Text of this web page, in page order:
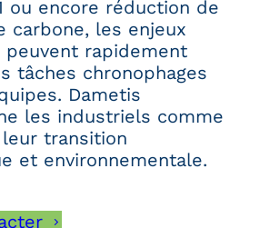
ou encore réduction de
carbone, les enjeux
rapidement
tâches chronophages
Dametis
les industriels comme
transition
et environnementale.